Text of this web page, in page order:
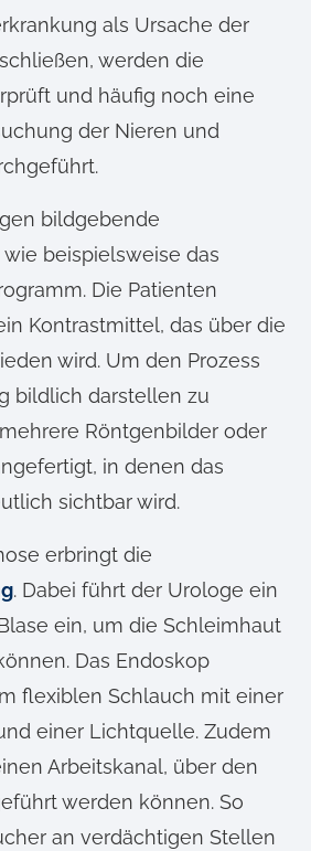
als Ursache der
werden die
und häufig noch eine
der Nieren und
bildgebende
beispielsweise das
Die Patienten
Kontrastmittel, das über die
wird. Um den Prozess
bildlich darstellen zu
Röntgenbilder oder
in denen das
sichtbar wird.
erbringt die
. Dabei führt der Urologe ein
ein, um die Schleimhaut
Das Endoskop
flexiblen Schlauch mit einer
einer Lichtquelle. Zudem
Arbeitskanal, über den
werden können. So
an verdächtigen Stellen